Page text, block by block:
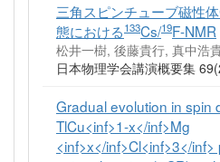
三角スピンチューブ磁性
態における133Cs/19F-NMR
松井一樹, 後藤貴行, 真中浩
日本物理学会講演概要集
Gradual evolution in spin
TlCu<inf>1-x</inf>Mg
<inf>x</inf>Cl<inf>3</